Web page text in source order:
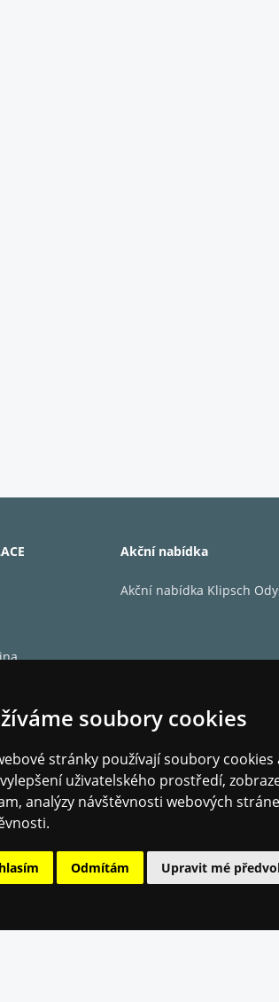
soubory cookies
stránky používají soubory
uživatelského prostředí,
analýzy návštěvnosti webových
Odmítám Upravit mé
Akční nabídka
Akční nabídka Klipsch